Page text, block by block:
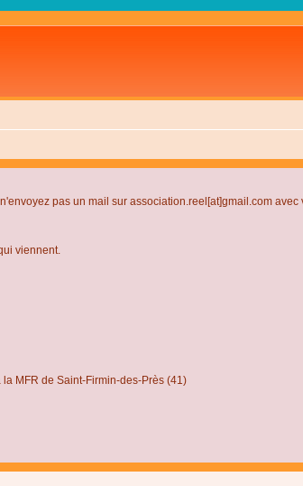
pas un mail sur association.reel[at]gmail.com avec
viennent.
MFR de Saint-Firmin-des-Près (41)